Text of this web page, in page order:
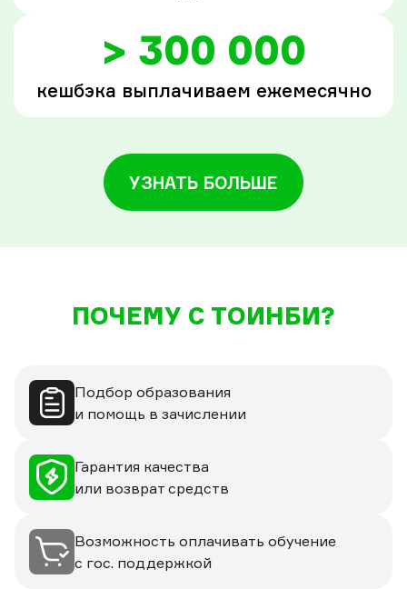
> 300 000
кешбэка выплачиваем ежемесячно
УЗНАТЬ БОЛЬШЕ
ПОЧЕМУ С ТОИНБИ?
Подбор образования
и помощь в зачислении
Гарантия качества
или возврат средств
Возможность оплачивать обучение
с гос. поддержкой